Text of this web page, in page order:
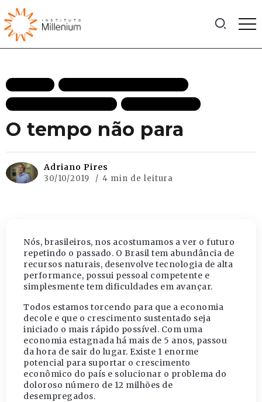
O tempo não para
Adriano Pires
30/10/2019 4 min de leitura
Nós, brasileiros, nos acostumamos a ver o futuro
repetindo o passado. O Brasil tem abundância de
recursos naturais, desenvolve tecnologia de alta
performance, possui pessoal competente e
simplesmente tem dificuldades em avançar.
Todos estamos torcendo para que a economia
decole e que o crescimento sustentado seja
iniciado o mais rápido possível. Com uma
economia estagnada há mais de 5 anos, passou
da hora de sair do lugar. Existe 1 enorme
potencial para suportar o crescimento
econômico do país e solucionar o problema do
doloroso número de 12 milhões de
desempregados.